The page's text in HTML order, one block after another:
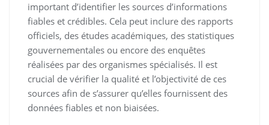
important d’identifier les sources d’informations
fiables et crédibles. Cela peut inclure des rapports
officiels, des études académiques, des statistiques
gouvernementales ou encore des enquêtes
réalisées par des organismes spécialisés. Il est
crucial de vérifier la qualité et l’objectivité de ces
sources afin de s’assurer qu’elles fournissent des
données fiables et non biaisées.